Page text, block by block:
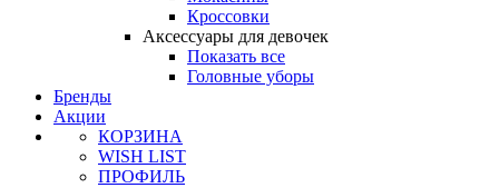
Кроссовки
Аксессуары для девочек
Показать все
Головные уборы
Бренды
Акции
КОРЗИНА
WISH LIST
ПРОФИЛЬ